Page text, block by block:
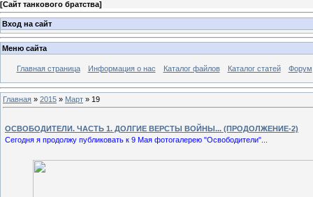
[Сайт танкового братства]
Вход на сайт
Меню сайта
Главная страница Информация о нас Каталог файлов Каталог статей Форум
Главная » 2015 » Март » 19
ОСВОБОДИТЕЛИ. ЧАСТЬ 1. ДОЛГИЕ ВЕРСТЫ ВОЙНЫ... (ПРОДОЛЖЕНИЕ-2)
Сегодня я продолжу публиковать к 9 Мая фотогалерею "Освободители"...